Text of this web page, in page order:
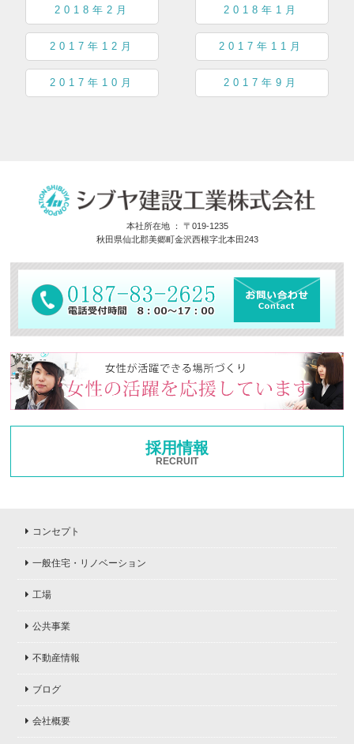
2018年2月 2018年1月
2017年12月 2017年11月
2017年10月 2017年9月
本社所在地 ： 〒019-1235
秋田県仙北郡美郷町金沢西根字北本田243
採用情報
RECRUIT
コンセプト
一般住宅・リノベーション
工場
公共事業
不動産情報
ブログ
会社概要